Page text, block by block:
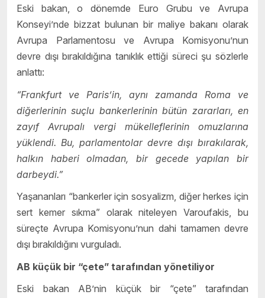
Eski bakan, o dönemde Euro Grubu ve Avrupa
Konseyi’nde bizzat bulunan bir maliye bakanı olarak
Avrupa Parlamentosu ve Avrupa Komisyonu’nun
devre dışı bırakıldığına tanıklık ettiği süreci şu sözlerle
anlattı:
“Frankfurt ve Paris’in, aynı zamanda Roma ve
diğerlerinin suçlu bankerlerinin bütün zararları, en
zayıf Avrupalı vergi mükelleflerinin omuzlarına
yüklendi. Bu, parlamentolar devre dışı bırakılarak,
halkın haberi olmadan, bir gecede yapılan bir
darbeydi.”
Yaşananları “bankerler için sosyalizm, diğer herkes için
sert kemer sıkma” olarak niteleyen Varoufakis, bu
süreçte Avrupa Komisyonu’nun dahi tamamen devre
dışı bırakıldığını vurguladı.
AB küçük bir “çete” tarafından yönetiliyor
Eski bakan AB’nin küçük bir “çete” tarafından